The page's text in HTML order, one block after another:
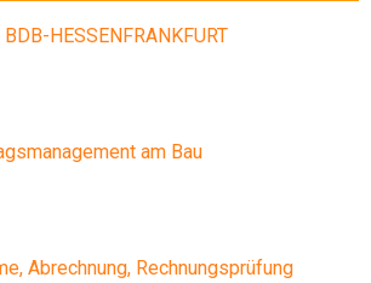
HESSENFRANKFURT
am Bau
Abrechnung, Rechnungsprüfung